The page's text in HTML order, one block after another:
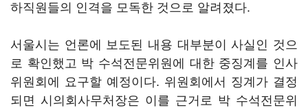
하직원들의 인격을 모독한 것으로 알려졌다.
서울시는 언론에 보도된 내용 대부분이 사실인 것으
로 확인했고 박 수석전문위원에 대한 중징계를 인사
위원회에 요구할 예정이다. 위원회에서 징계가 결정
되면 시의회사무처장은 이를 근거로 박 수석전문위